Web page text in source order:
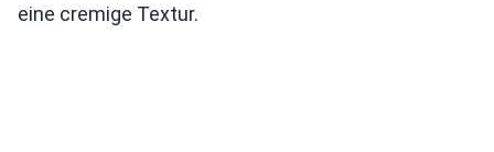
eine cremige Textur.